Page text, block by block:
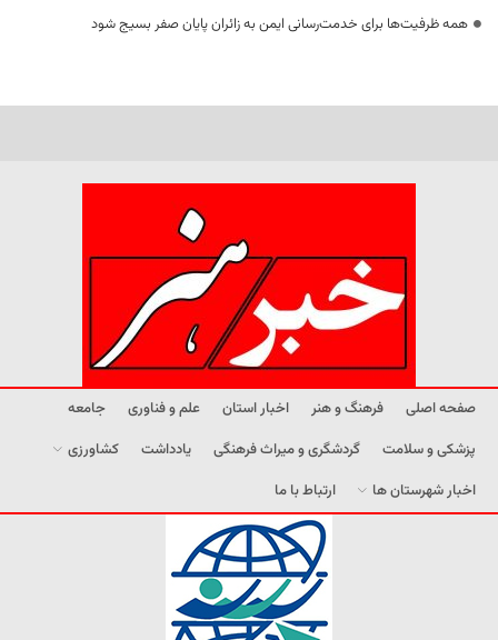
همه ظرفیت‌ها برای خدمت‌رسانی ایمن به زائران پایان صفر بسیج شود
صفحه اصلی فرهنگ و هنر اخبار استان علم و فناوری
جامعه
پزشکی و سلامت
گردشگری و میراث فرهنگی یادداشت
کشاورزی
اخبار شهرستان ها
ارتباط با ما